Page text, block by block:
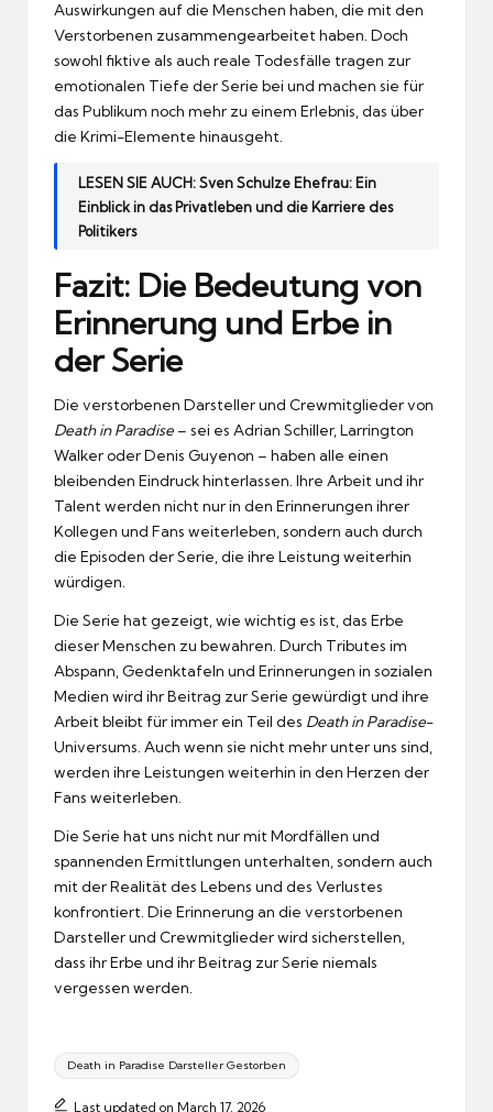
Auswirkungen auf die Menschen haben, die mit den
Verstorbenen zusammengearbeitet haben. Doch
sowohl fiktive als auch reale Todesfälle tragen zur
emotionalen Tiefe der Serie bei und machen sie für
das Publikum noch mehr zu einem Erlebnis, das über
die Krimi-Elemente hinausgeht.
LESEN SIE AUCH:Sven Schulze Ehefrau: Ein
Einblick in das Privatleben und die Karriere des
Politikers
Fazit: Die Bedeutung von
Erinnerung und Erbe in
der Serie
Die verstorbenen Darsteller und Crewmitglieder von
Death in Paradise – sei es Adrian Schiller, Larrington
Walker oder Denis Guyenon – haben alle einen
bleibenden Eindruck hinterlassen. Ihre Arbeit und ihr
Talent werden nicht nur in den Erinnerungen ihrer
Kollegen und Fans weiterleben, sondern auch durch
die Episoden der Serie, die ihre Leistung weiterhin
würdigen.
Die Serie hat gezeigt, wie wichtig es ist, das Erbe
dieser Menschen zu bewahren. Durch Tributes im
Abspann, Gedenktafeln und Erinnerungen in sozialen
Medien wird ihr Beitrag zur Serie gewürdigt und ihre
Arbeit bleibt für immer ein Teil des Death in Paradise-
Universums. Auch wenn sie nicht mehr unter uns sind,
werden ihre Leistungen weiterhin in den Herzen der
Fans weiterleben.
Die Serie hat uns nicht nur mit Mordfällen und
spannenden Ermittlungen unterhalten, sondern auch
mit der Realität des Lebens und des Verlustes
konfrontiert. Die Erinnerung an die verstorbenen
Darsteller und Crewmitglieder wird sicherstellen,
dass ihr Erbe und ihr Beitrag zur Serie niemals
vergessen werden.
Tags:
Death in Paradise Darsteller Gestorben
Last updated on March 17, 2026